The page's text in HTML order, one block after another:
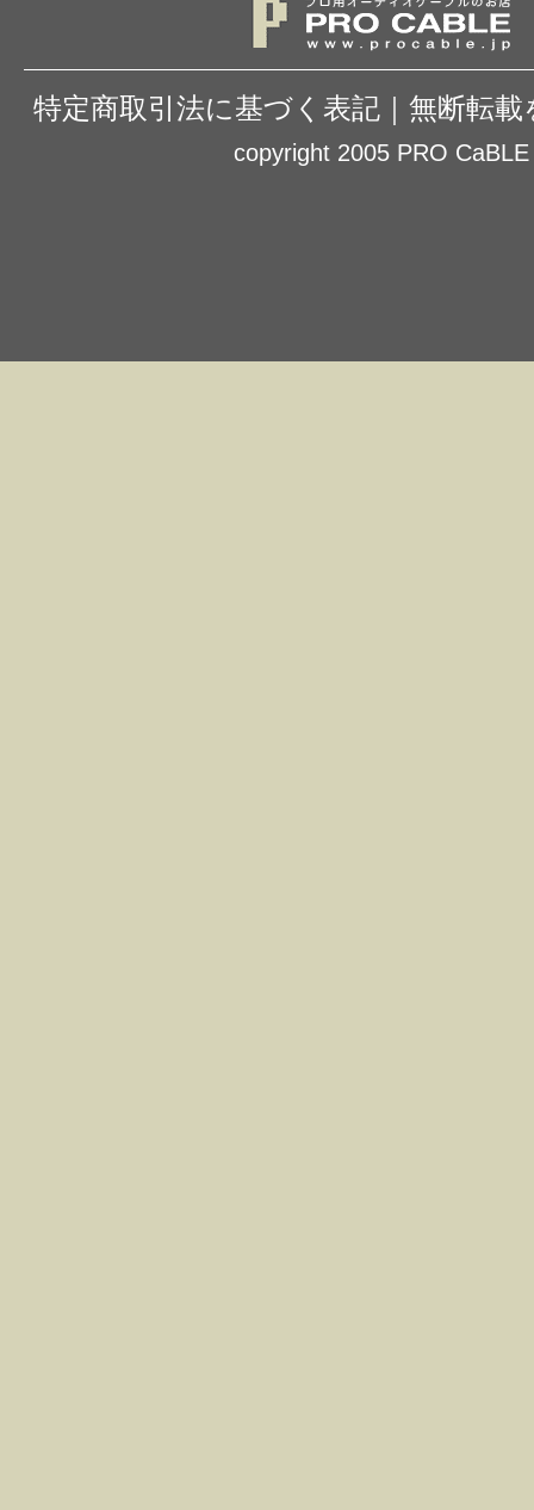
特定商取引法に基づく表記 無断転載
copyright 2005 PRO CaBLE